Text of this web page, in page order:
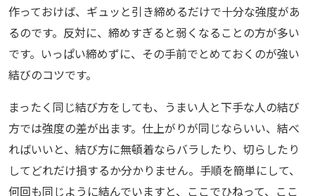
作っておけば、ギュッと引き締めるだけで十分な強度があ
るのです。反対に、締めすぎると弱くなることの方が多い
です。いっぱい締めずに、その手前でとめておくのが強い
結びのコツです。
まったく同じ結び方をしても、うまい人と下手な人の結び
方では強度の差が出ます。仕上がりが同じならいい、結べ
ればいいと、結び方に無頓着ならバラしたり、切らしたり
してどれだけ損するか分かりません。手順を簡単にして、
何回も同じように結んでいますと、ここでひねって、ここ